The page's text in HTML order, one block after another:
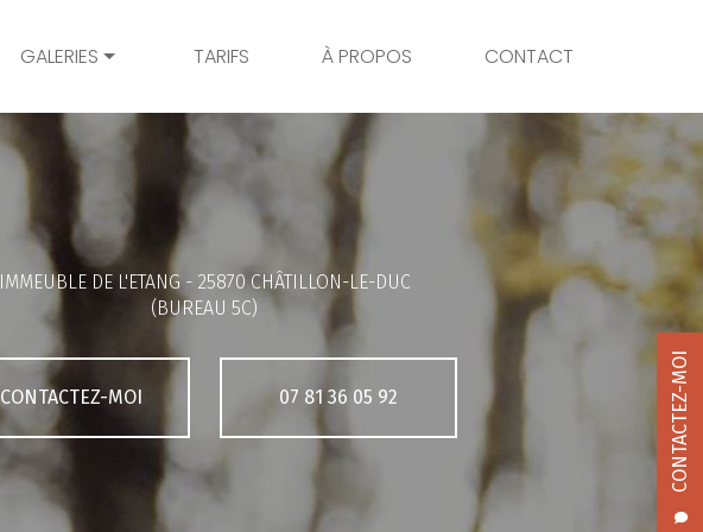
CONTACTEZ-MOI
GALERIES
Mariage
Grossesse
Bambins
Portrait
Galerie client
TARIFS À PROPOS CONTACT
IMMEUBLE DE L'ETANG - 25870 CHÂTILLON-LE-DUC
(BUREAU 5C)
CONTACTEZ-MOI 07 81 36 05 92